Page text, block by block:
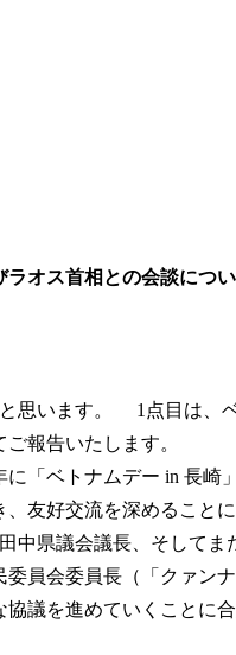
オス首相との会談につ
思います。 1点目は、
報告いたします。
「ベトナムデー in 長崎
友好交流を深めること
中県議会議長、そしてま
員会委員長（「クァン
議を進めていくことに